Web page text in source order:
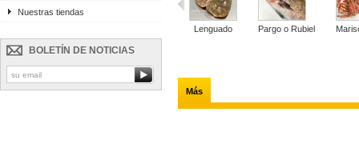
Nuestras tiendas
BOLETÍN DE NOTICIAS
Lenguado Pargo o Rubiel
Más